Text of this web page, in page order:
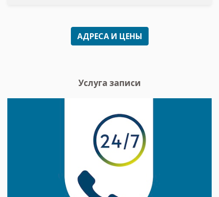
АДРЕСА И ЦЕНЫ
Услуга записи